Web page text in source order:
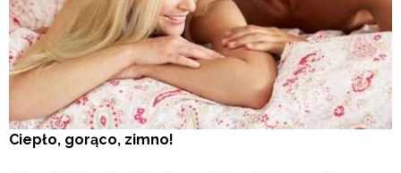
Ciepło, gorąco, zimno!